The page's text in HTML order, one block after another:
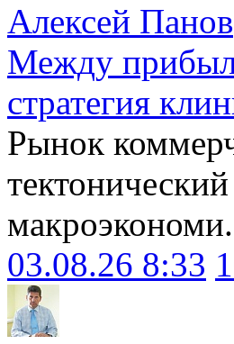
Алексей Панов
Между
стратегия
Рынок
03.08.26 8:33